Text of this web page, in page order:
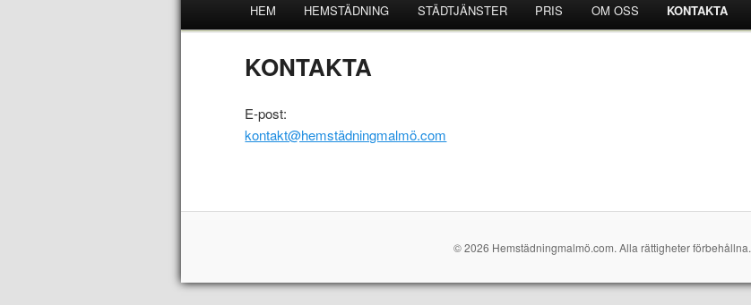
HEM HEMSTÄDNING STÄDTJÄNSTER PRIS OM OSS KONTAKTA
KONTAKTA
E-post:
kontakt@hemstädningmalmö.com
© 2026 Hemstädningmalmö.com. Alla rättigheter förbehållna.